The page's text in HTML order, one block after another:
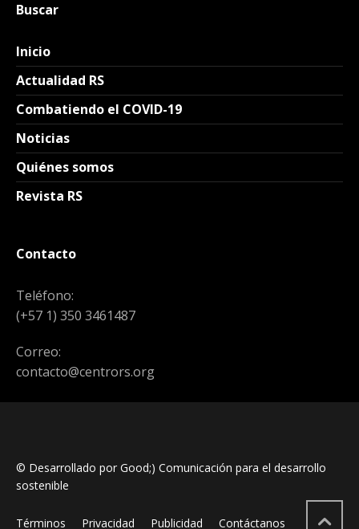
Buscar
Inicio
Actualidad RS
Combatiendo el COVID-19
Noticias
Quiénes somos
Revista RS
Contacto
Teléfono:
(+57 1) 350 3461487
Correo:
contacto@centrors.org
© Desarrollado por Good;) Comunicación para el desarrollo
sostenible
Términos Privacidad Publicidad Contáctanos